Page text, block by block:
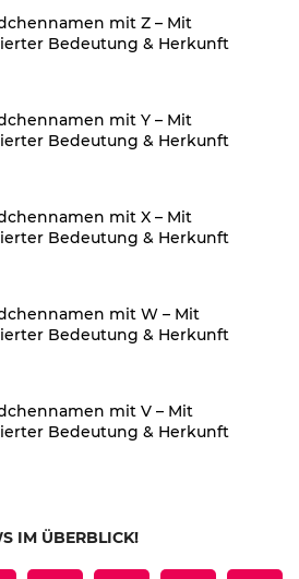
mit Z – Mit
Bedeutung & Herkunft
mit Y – Mit
Bedeutung & Herkunft
mit X – Mit
Bedeutung & Herkunft
mit W – Mit
Bedeutung & Herkunft
mit V – Mit
Bedeutung & Herkunft
IM ÜBERBLICK!